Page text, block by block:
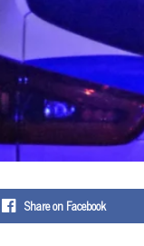
Share on Facebook